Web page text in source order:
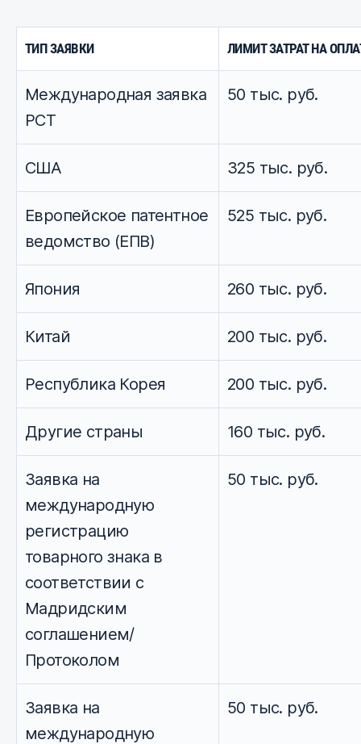
ТИП ЗАЯВКИ ЛИМИТ ЗАТРАТ НА
Международная заявка
РСТ
50 тыс. руб.
США 325 тыс. руб.
Европейское патентное
ведомство (ЕПВ)
525 тыс. руб.
Япония 260 тыс. руб.
Китай 200 тыс. руб.
Республика Корея 200 тыс. руб.
Другие страны 160 тыс. руб.
Заявка на
международную
регистрацию
товарного знака в
соответствии с
Мадридским
соглашением/
Протоколом
50 тыс. руб.
Заявка на
международную
50 тыс. руб.